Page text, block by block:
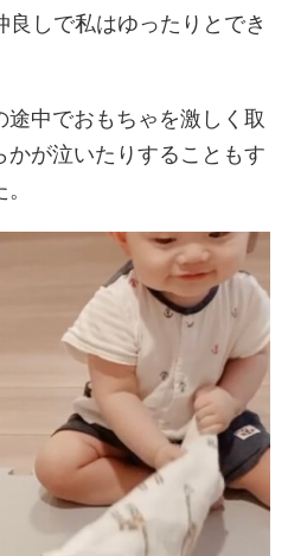
しで私はゆったりとでき
中でおもちゃを激しく取
かが泣いたりすることもす